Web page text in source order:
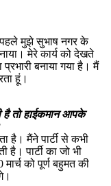
ने पहले मुझे सुभाष नगर के
मेरे कार्य को देखते
बनाया गया है। मैं
हूं।
है तो हाईकमान आपके
है। मैंने पार्टी से कभी
है। पार्टी का जो भी
को पूर्ण बहुमत की